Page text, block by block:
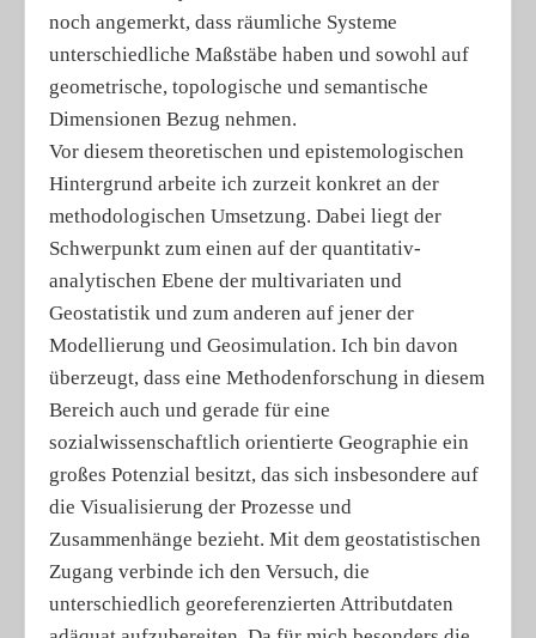
noch angemerkt, dass räumliche Systeme
unterschiedliche Maßstäbe haben und sowohl auf
geometrische, topologische und semantische
Dimensionen Bezug nehmen.
Vor diesem theoretischen und epistemologischen
Hintergrund arbeite ich zurzeit konkret an der
methodologischen Umsetzung. Dabei liegt der
Schwerpunkt zum einen auf der quantitativ-
analytischen Ebene der multivariaten und
Geostatistik und zum anderen auf jener der
Modellierung und Geosimulation. Ich bin davon
überzeugt, dass eine Methodenforschung in diesem
Bereich auch und gerade für eine
sozialwissenschaftlich orientierte Geographie ein
großes Potenzial besitzt, das sich insbesondere auf
die Visualisierung der Prozesse und
Zusammenhänge bezieht. Mit dem geostatistischen
Zugang verbinde ich den Versuch, die
unterschiedlich georeferenzierten Attributdaten